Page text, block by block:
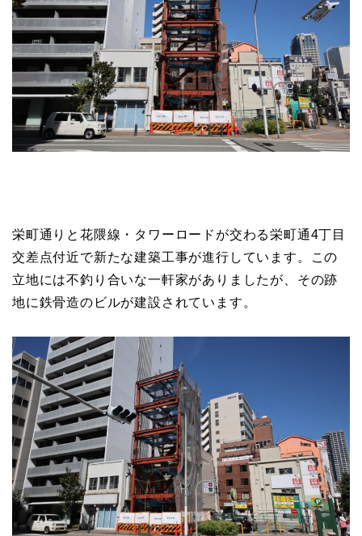
栄町通りと花隈線・タワーロードが交わる栄町通4丁目
交差点付近で新たな建築工事が進行しています。この
立地には不釣り合いな一軒家がありましたが、その跡
地に鉄骨造のビルが建設されています。